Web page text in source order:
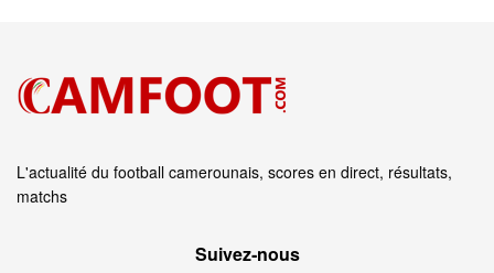
L'actualité du football camerounais, scores en direct, résultats,
matchs
Suivez‑nous